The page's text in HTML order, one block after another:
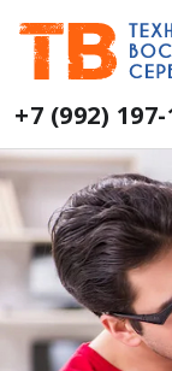
+7 (992)